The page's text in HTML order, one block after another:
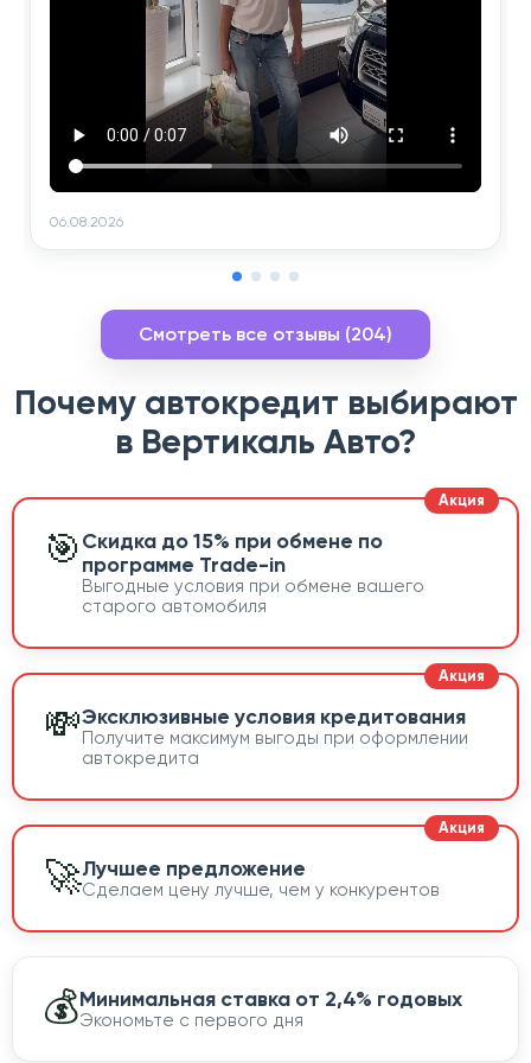
06.08.2026
Смотреть все отзывы (204)
Почему автокредит выбирают
в Вертикаль Авто?
🎯 Скидка до 15% при обмене по
программе Trade-in
Выгодные условия при обмене вашего
старого автомобиля
💸Эксклюзивные условия кредитования
Получите максимум выгоды при оформлении
автокредита
🚀Лучшее предложение
Сделаем цену лучше, чем у конкурентов
💰Минимальная ставка от 2,4% годовых
Экономьте с первого дня